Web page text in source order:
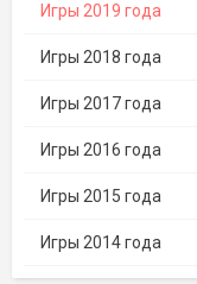
Игры 2019 года
Игры 2018 года
Игры 2017 года
Игры 2016 года
Игры 2015 года
Игры 2014 года